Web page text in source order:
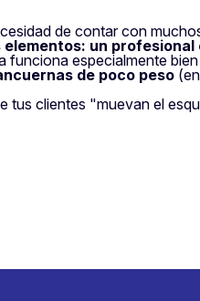
de contar con
elementos: un
especialmente
de poco peso
tus clientes "muevan el